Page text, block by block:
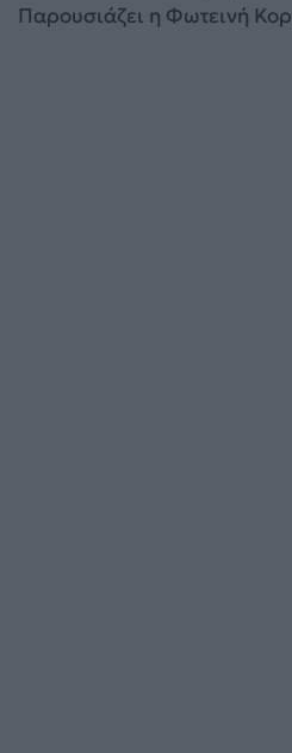
Παρουσιάζει η Φωτεινή